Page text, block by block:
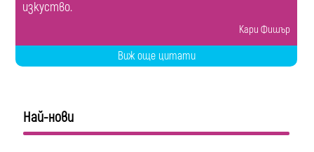
изкуство.
Кари Фишър
Виж още цитати
Най-нови